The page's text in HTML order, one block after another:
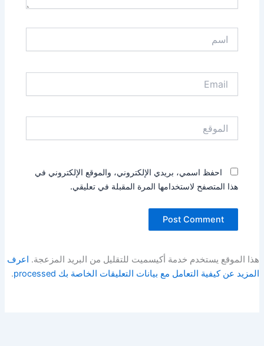
احفظ اسمي، بريدي الإلكتروني، والموقع الإلكتروني في
هذا المتصفح لاستخدامها المرة المقبلة في تعليقي.
هذا الموقع يستخدم خدمة أكيسميت للتقليل من البريد المزعجة. اعرف
المزيد عن كيفية التعامل مع بيانات التعليقات الخاصة بك processed
.